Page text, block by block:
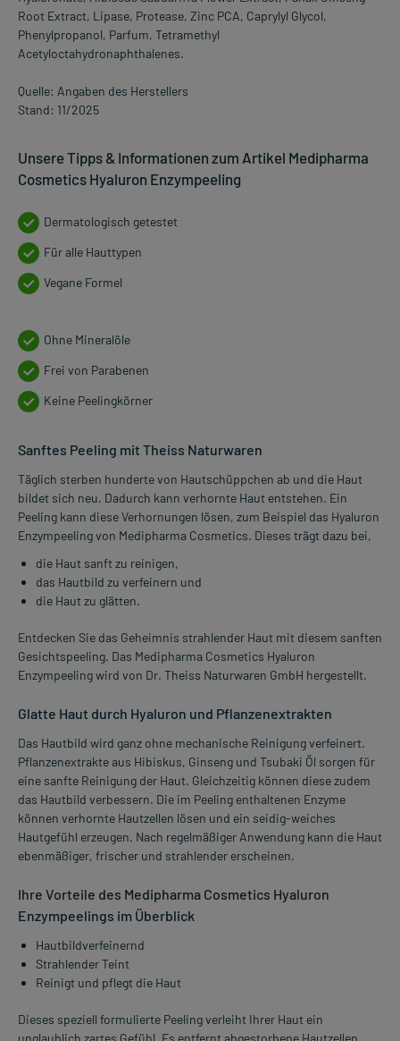
Root Extract, Lipase, Protease, Zinc PCA, Caprylyl Glycol,
Phenylpropanol, Parfum, Tetramethyl
Acetyloctahydronaphthalenes.
Quelle: Angaben des Herstellers
Stand: 11/2025
Unsere Tipps & Informationen zum Artikel Medipharma
Cosmetics Hyaluron Enzympeeling
Dermatologisch getestet
Für alle Hauttypen
Vegane Formel
Ohne Mineralöle
Frei von Parabenen
Keine Peelingkörner
Sanftes Peeling mit Theiss Naturwaren
Täglich sterben hunderte von Hautschüppchen ab und die Haut
bildet sich neu. Dadurch kann verhornte Haut entstehen. Ein
Peeling kann diese Verhornungen lösen, zum Beispiel das Hyaluron
Enzympeeling von Medipharma Cosmetics. Dieses trägt dazu bei,
die Haut sanft zu reinigen,
das Hautbild zu verfeinern und
die Haut zu glätten.
Entdecken Sie das Geheimnis strahlender Haut mit diesem sanften
Gesichtspeeling. Das Medipharma Cosmetics Hyaluron
Enzympeeling wird von Dr. Theiss Naturwaren GmbH hergestellt.
Glatte Haut durch Hyaluron und Pflanzenextrakten
Das Hautbild wird ganz ohne mechanische Reinigung verfeinert.
Pflanzenextrakte aus Hibiskus, Ginseng und Tsubaki Öl sorgen für
eine sanfte Reinigung der Haut. Gleichzeitig können diese zudem
das Hautbild verbessern. Die im Peeling enthaltenen Enzyme
können verhornte Hautzellen lösen und ein seidig-weiches
Hautgefühl erzeugen. Nach regelmäßiger Anwendung kann die Haut
ebenmäßiger, frischer und strahlender erscheinen.
Ihre Vorteile des Medipharma Cosmetics Hyaluron
Enzympeelings im Überblick
Hautbildverfeinernd
Strahlender Teint
Reinigt und pflegt die Haut
Dieses speziell formulierte Peeling verleiht Ihrer Haut ein
unglaublich zartes Gefühl. Es entfernt abgestorbene Hautzellen